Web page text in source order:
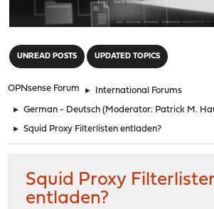
UNREAD POSTS UPDATED TOPICS
OPNsense Forum ► International Forums
► German - Deutsch (Moderator: Patrick M.
► Squid Proxy Filterlisten entladen?
Squid Proxy
entladen?